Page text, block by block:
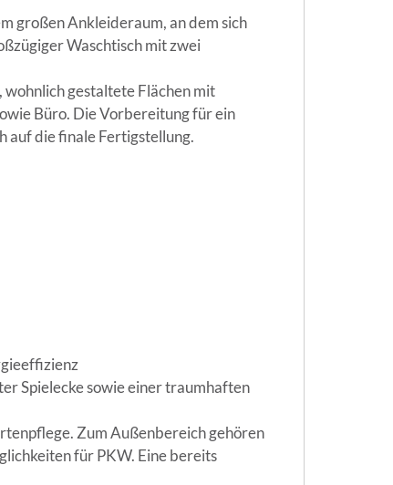
großen Ankleideraum, an dem sich
Waschtisch mit zwei
gestaltete Flächen mit
Büro. Die Vorbereitung für ein
auf die finale Fertigstellung.
Spielecke sowie einer traumhaften
Zum Außenbereich gehören
für PKW. Eine bereits